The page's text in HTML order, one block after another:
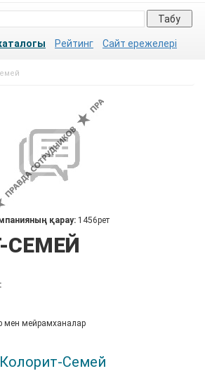
Табу
Рейтинг Сайт ережелері
қарау: 1456рет
СЕМЕЙ
мен мейрамханалар
Колорит-Семей